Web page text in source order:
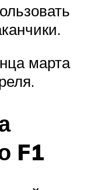
марта
F1